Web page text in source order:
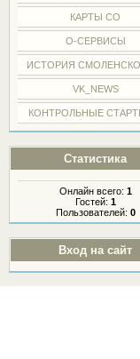
КАРТЫ СО
О-СЕРВИСЫ
ИСТОРИЯ
VK_NEWS
КОНТРОЛЬНЫЕ
Статистика
Онлайн всего: 1
Гостей: 1
Пользователей: 0
Вход на сайт